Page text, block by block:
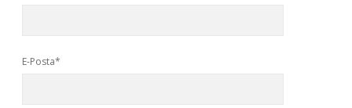
E-Posta*